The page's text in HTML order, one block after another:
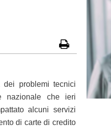
dei problemi tecnici
nazionale che ieri
alcuni servizi
di carte di credito